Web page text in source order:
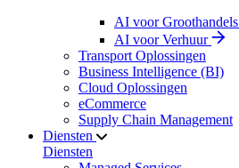
AI voor Groothandels
AI voor Verhuur
Transport Oplossingen
Business Intelligence (BI)
Cloud Oplossingen
eCommerce
Supply Chain Management
Diensten
Diensten